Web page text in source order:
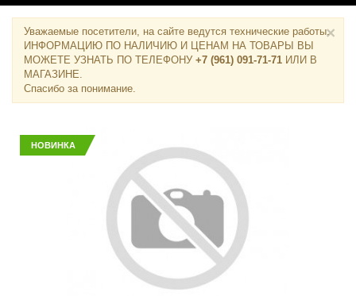
Уважаемые посетители, на сайте ведутся технические работы.
ИНФОРМАЦИЮ ПО НАЛИЧИЮ И ЦЕНАМ НА ТОВАРЫ ВЫ
МОЖЕТЕ УЗНАТЬ ПО ТЕЛЕФОНУ +7 (961) 091-71-71 ИЛИ В
МАГАЗИНЕ.
Спасибо за понимание.
×
НОВИНКА